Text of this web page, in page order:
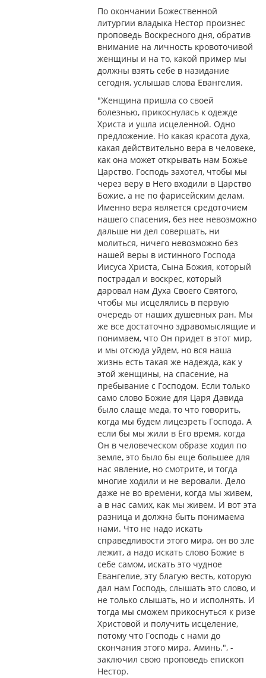
По окончании Божественной
литургии владыка Нестор произнес
проповедь Воскресного дня, обратив
внимание на личность кровоточивой
женщины и на то, какой пример мы
должны взять себе в назидание
сегодня, услышав слова Евангелия.
"Женщина пришла со своей
болезнью, прикоснулась к одежде
Христа и ушла исцеленной. Одно
предложение. Но какая красота духа,
какая действительно вера в человеке,
как она может открывать нам Божье
Царство. Господь захотел, чтобы мы
через веру в Него входили в Царство
Божие, а не по фарисейским делам.
Именно вера является средоточием
нашего спасения, без нее невозможно
дальше ни дел совершать, ни
молиться, ничего невозможно без
нашей веры в истинного Господа
Иисуса Христа, Сына Божия, который
пострадал и воскрес, который
даровал нам Духа Своего Святого,
чтобы мы исцелялись в первую
очередь от наших душевных ран. Мы
же все достаточно здравомыслящие и
понимаем, что Он придет в этот мир,
и мы отсюда уйдем, но вся наша
жизнь есть такая же надежда, как у
этой женщины, на спасение, на
пребывание с Господом. Если только
само слово Божие для Царя Давида
было слаще меда, то что говорить,
когда мы будем лицезреть Господа. А
если бы мы жили в Его время, когда
Он в человеческом образе ходил по
земле, это было бы еще большее для
нас явление, но смотрите, и тогда
многие ходили и не веровали. Дело
даже не во времени, когда мы живем,
а в нас самих, как мы живем. И вот эта
разница и должна быть понимаема
нами. Что не надо искать
справедливости этого мира, он во зле
лежит, а надо искать слово Божие в
себе самом, искать это чудное
Евангелие, эту благую весть, которую
дал нам Господь, слышать это слово, и
не только слышать, но и исполнять. И
тогда мы сможем прикоснуться к ризе
Христовой и получить исцеление,
потому что Господь с нами до
скончания этого мира. Аминь.", -
заключил свою проповедь епископ
Нестор.